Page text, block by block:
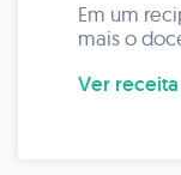
Em um
mais o
Ver receita